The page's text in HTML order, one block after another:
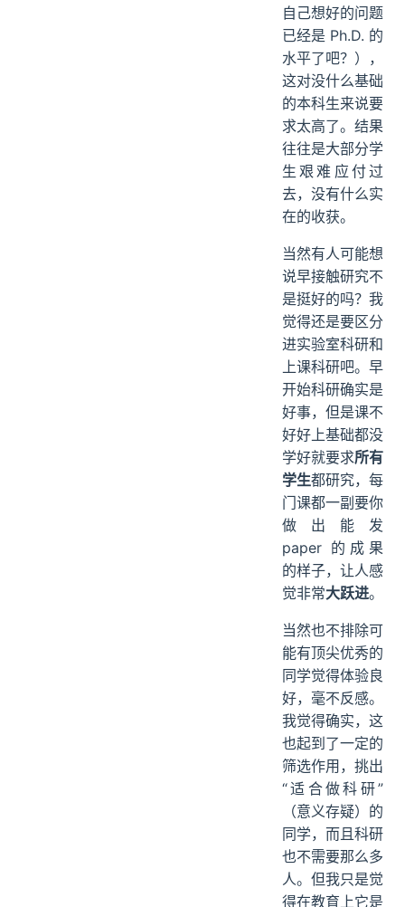
自己想好的问题
已经是 Ph.D. 的
水平了吧？），
这对没什么基础
的本科生来说要
求太高了。结果
往往是大部分学
生艰难应付过
去，没有什么实
在的收获。
当然有人可能想
说早接触研究不
是挺好的吗？我
觉得还是要区分
进实验室科研和
上课科研吧。早
开始科研确实是
好事，但是课不
好好上基础都没
学好就要求所有
学生都研究，每
门课都一副要你
做出能发
paper 的成果
的样子，让人感
觉非常大跃进。
当然也不排除可
能有顶尖优秀的
同学觉得体验良
好，毫不反感。
我觉得确实，这
也起到了一定的
筛选作用，挑出
“适合做科研”
（意义存疑）的
同学，而且科研
也不需要那么多
人。但我只是觉
得在教育上它是